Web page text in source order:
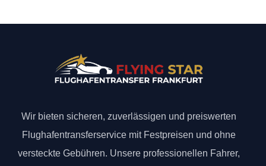
Wir bieten sicheren, zuverlässigen und preiswerten
Flughafentransferservice mit Festpreisen und ohne
versteckte Gebühren. Unsere professionellen Fahrer,